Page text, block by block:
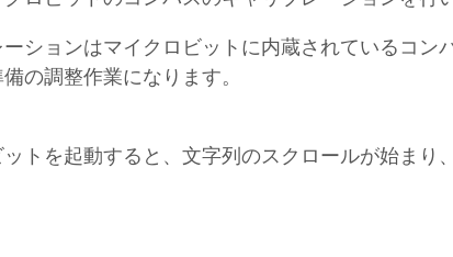
ションはマイクロビットに内蔵されているコン
の調整作業になります。
トを起動すると、文字列のスクロールが始まり